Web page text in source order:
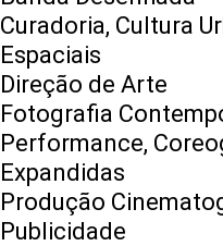
Curadoria, Cultura
Espaciais
Direção de Arte
Fotografia
Performance,
Expandidas
Produção
Publicidade